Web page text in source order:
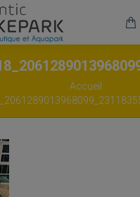
Accueil